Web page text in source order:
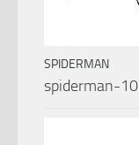
SPIDERMAN
spiderman-10